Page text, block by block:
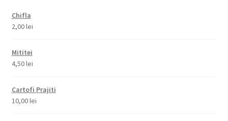
Chifla
2,00lei
Mititei
4,50lei
Cartofi Prajiti
10,00lei